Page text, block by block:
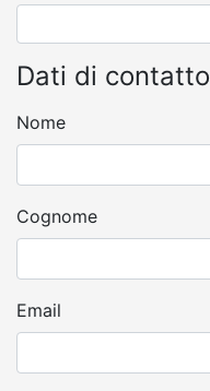
Dati di contatto
Nome
Cognome
Email